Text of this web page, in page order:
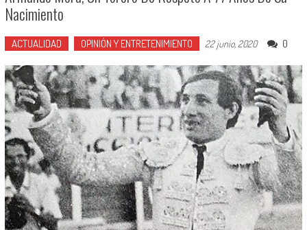
Nacimiento
ACTUALIDAD OPINIÓN Y ENTRETENIMIENTO 22 junio, 2020 0